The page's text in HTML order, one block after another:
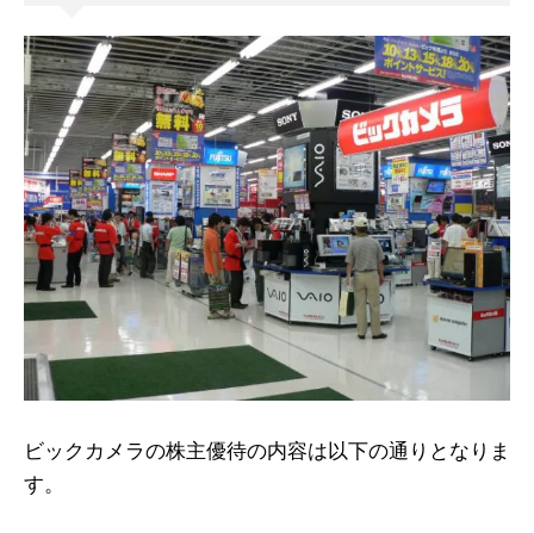
ビックカメラの株主優待の内容は以下の通りとなりま
す。